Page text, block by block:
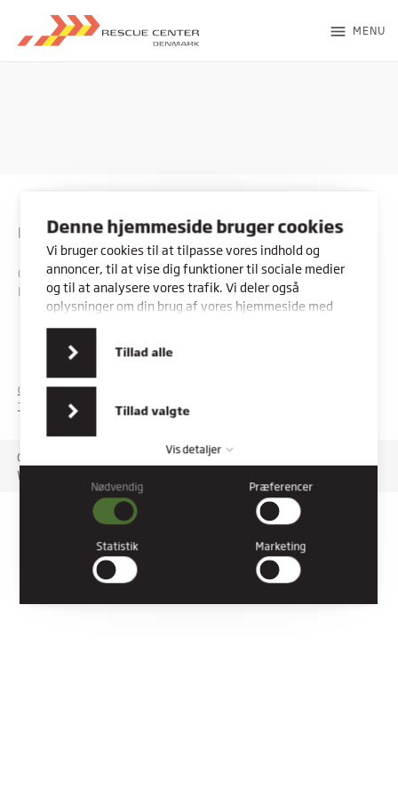
Denne hjemmeside bruger cookies
Vi bruger cookies til at tilpasse vores indhold og
annoncer, til at vise dig funktioner til sociale medier
og til at analysere vores trafik. Vi deler også
oplysninger om din brug af vores hjemmeside med
vores partnere inden for sociale medier,
annonceringspartnere og analysepartnere. Vores
partnere kan kombinere disse data med andre
oplysninger, du har givet dem, eller som de har
Tillad valgte
Tillad alle
Vis detaljer
Nødvendig
Nødvendige cookies hjælper med at gøre en hjemmeside
brugbar ved at aktivere grundlæggende funktioner såsom
side-navigation og adgang til sikre områder af hjemmesiden.
Hjemmesiden kan ikke fungere ordentligt uden disse cookies.
Nødvendig Præferencer
Statistik Marketing
menu MENU
Rybners - Rescue Center
CVR: 45357716
EAN: 5798000553842
Kontakt os
COOKIES
PRIVATLIVSPOLITIK
TILGÆNGELIGHEDSERKLÆRING
Copyright © 2026 Rybners. All rights reserved.
Website: Co3